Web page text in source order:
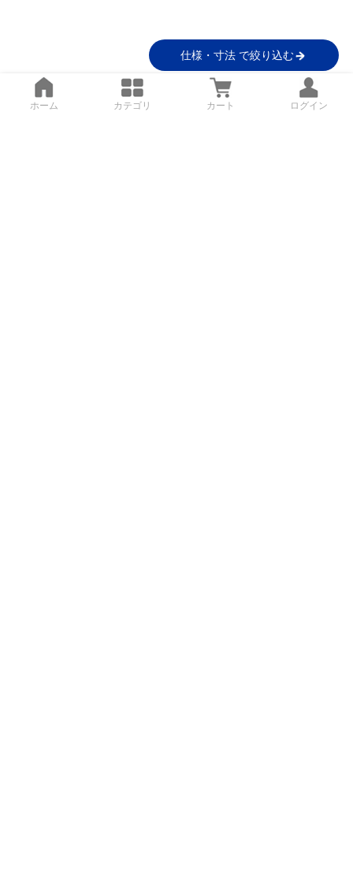
仕様・寸法 で絞り込む
ホーム カテゴリ カート ログイン